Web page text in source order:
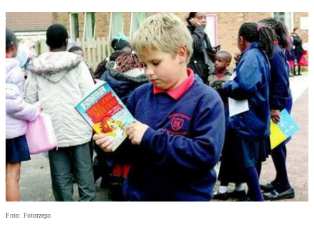
Foto: Fotorzepa